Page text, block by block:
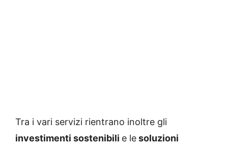
Tra i vari servizi rientrano inoltre gli
investimenti sostenibili e lesoluzioni